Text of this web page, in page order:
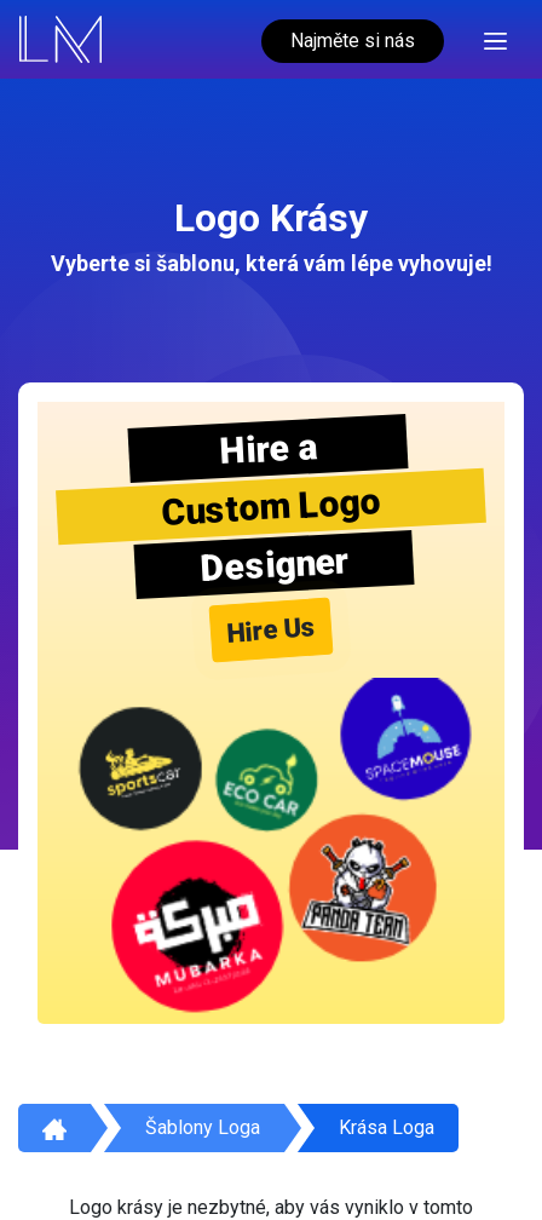
Najměte si nás
Logo Krásy
Vyberte si šablonu, která vám lépe vyhovuje!
Hire a
Custom Logo
Designer
Hire Us
Šablony Loga Krása Loga
Logo krásy je nezbytné, aby vás vyniklo v tomto